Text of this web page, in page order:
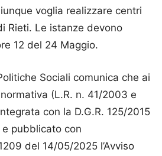
voglia realizzare centri
Rieti. Le istanze devono
12 del 24 Maggio.
Sociali comunica che ai
(L.R. n. 41/2003 e
con la D.G.R. 125/2015
pubblicato con
del 14/05/2025 l’Avviso